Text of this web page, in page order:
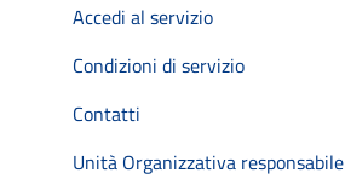
Accedi al servizio
Condizioni di servizio
Contatti
Unità Organizzativa responsabile